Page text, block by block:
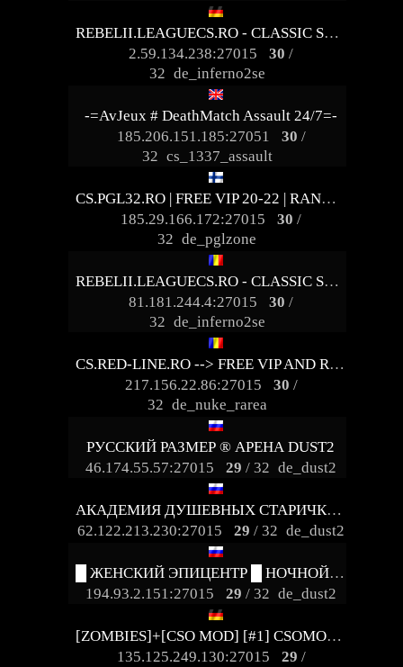
REBELII.LEAGUECS.RO - CLASSIC SERVER | VIP FREE
2.59.134.238:27015
30 /
32 de_inferno2se
-=AvJeux # DeathMatch Assault 24/7=-
185.206.151.185:27051
30 /
32 cs_1337_assault
CS.PGL32.RO | FREE VIP 20-22 | RANK SYSTEM
185.29.166.172:27015
30 /
32 de_pglzone
REBELII.LEAGUECS.RO - CLASSIC SERVER | VIP FREE
81.181.244.4:27015
30 /
32 de_inferno2se
CS.RED-LINE.RO --> FREE VIP AND REVIVE ON
217.156.22.86:27015
30 /
32 de_nuke_rarea
РУССКИЙ РАЗМЕР ® АРЕНА DUST2
46.174.55.57:27015
29 / 32 de_dust2
АКАДЕМИЯ ДУШЕВНЫХ СТАРИЧКОВ 18+ ©
62.122.213.230:27015
29 / 32 de_dust2
█ ЖЕНСКИЙ ЭПИЦЕНТР █ НОЧНОЙ VIP █
194.93.2.151:27015
29 / 32 de_dust2
[ZOMBIES]+[CSO MOD] [#1] CSOMOD.COM [since 2012]
135.125.249.130:27015
29 /